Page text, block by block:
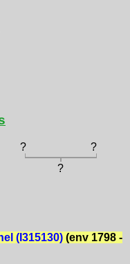
?
?
?
(I315130)(env 1798 -